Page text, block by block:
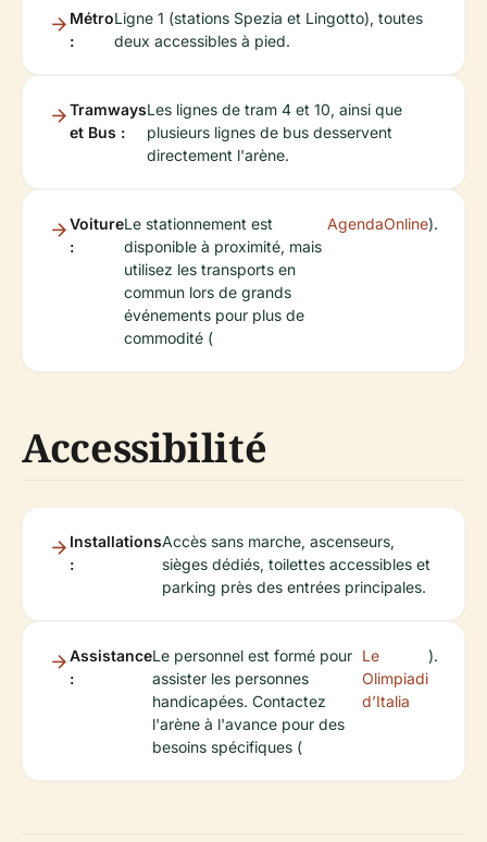
Métro
:
Ligne 1 (stations Spezia et Lingotto), toutes
deux accessibles à pied.
Tramways
et Bus :
Les lignes de tram 4 et 10, ainsi que
plusieurs lignes de bus desservent
directement l'arène.
Voiture
:
Le stationnement est
disponible à proximité, mais
utilisez les transports en
commun lors de grands
événements pour plus de
commodité (
AgendaOnline).
Accessibilité
Installations
:
Accès sans marche, ascenseurs,
sièges dédiés, toilettes accessibles et
parking près des entrées principales.
Assistance
:
Le personnel est formé pour
assister les personnes
handicapées. Contactez
l'arène à l'avance pour des
besoins spécifiques (
Le
Olimpiadi
d’Italia
).